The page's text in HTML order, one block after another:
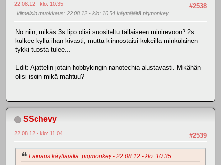
#2538
22.08.12 - klo: 10.35
Viimeisin muokkaus: 22.08.12 - klo: 10.54 käyttäjältä pigmonkey
No niin, mikäs 3s lipo olisi suositeltu tällaiseen minirevoon? 2s
kulkee kyllä ihan kivasti, mutta kiinnostaisi kokeilla minkälainen
tykki tuosta tulee...
Edit: Ajattelin jotain hobbykingin nanotechia alustavasti. Mikähän
olisi isoin mikä mahtuu?
SSchevy
#2539
22.08.12 - klo: 11.04
Lainaus käyttäjältä: pigmonkey - 22.08.12 - klo: 10.35